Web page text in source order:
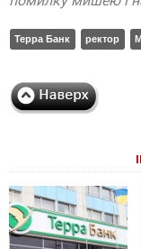
Терра Банк ректор